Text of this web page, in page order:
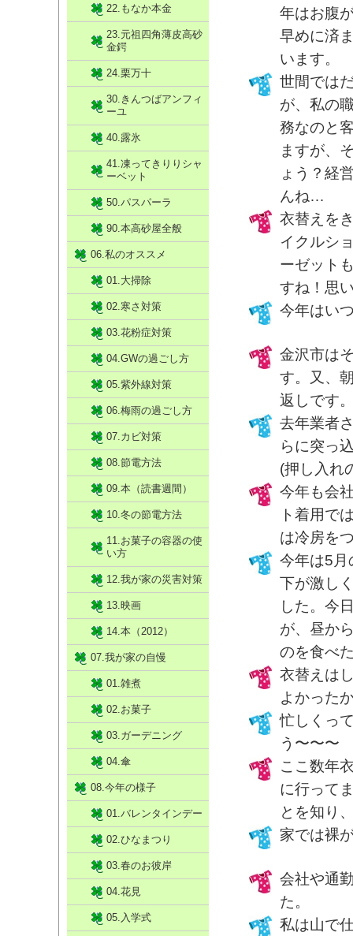
年はお腹
早めに済
います。
世間では
が、私の
務なのと
ますが、
ょう？経
んね…
衣替えを
イクルシ
ーゼット
すね！思
今年はい
金沢市は
す。又、
返しです
去年業者
らに突っ
(押し入れ
今年も会
ト着用で
は冷房を
今年は5月
下が激し
した。今
が、昼か
のを食べ
衣替えは
よかった
忙しくっ
う〜〜〜
ここ数年
に行って
とを知り
家では裸
会社や通
た。
私は山で
22.もなか本金
23.元祖四角薄皮高砂
金鍔
24.栗万十
30.きんつばアンフィ
ーユ
40.露氷
41.凍ってきりりシャ
ーベット
50.パスパーラ
90.本高砂屋全般
06.私のオススメ
01.大掃除
02.寒さ対策
03.花粉症対策
04.GWの過ごし方
05.紫外線対策
06.梅雨の過ごし方
07.カビ対策
08.節電方法
09.本（読書週間）
10.冬の節電方法
11.お菓子の容器の使
い方
12.我が家の災害対策
13.映画
14.本（2012）
07.我が家の自慢
01.雑煮
02.お菓子
03.ガーデニング
04.傘
08.今年の様子
01.バレンタインデー
02.ひなまつり
03.春のお彼岸
04.花見
05.入学式